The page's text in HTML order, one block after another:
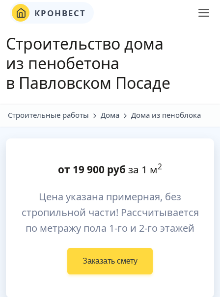
КРОНВЕСТ
Строительство дома
из пенобетона
в Павловском Посаде
Строительные работы Дома Дома из пеноблока
от 19 900 руб за 1 м2
Цена указана примерная, без
стропильной части! Рассчитывается
по метражу пола 1-го и 2-го этажей
Заказать смету